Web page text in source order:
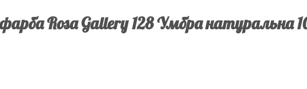
Rosa Gallery 128 Умбра натуральна